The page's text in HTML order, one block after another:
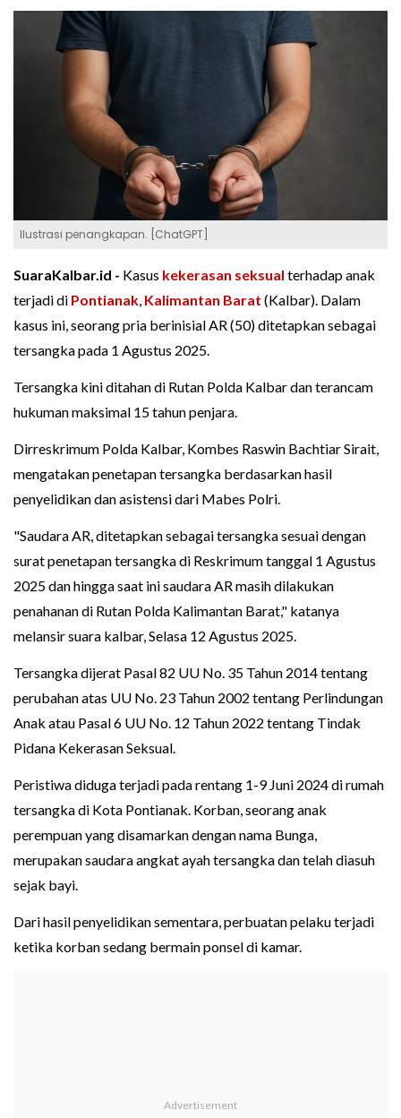
Ilustrasi penangkapan. [ChatGPT]
SuaraKalbar.id - Kasus kekerasan seksual terhadap anak
terjadi di Pontianak, Kalimantan Barat (Kalbar). Dalam
kasus ini, seorang pria berinisial AR (50) ditetapkan sebagai
tersangka pada 1 Agustus 2025.
Tersangka kini ditahan di Rutan Polda Kalbar dan terancam
hukuman maksimal 15 tahun penjara.
Dirreskrimum Polda Kalbar, Kombes Raswin Bachtiar Sirait,
mengatakan penetapan tersangka berdasarkan hasil
penyelidikan dan asistensi dari Mabes Polri.
"Saudara AR, ditetapkan sebagai tersangka sesuai dengan
surat penetapan tersangka di Reskrimum tanggal 1 Agustus
2025 dan hingga saat ini saudara AR masih dilakukan
penahanan di Rutan Polda Kalimantan Barat," katanya
melansir suara kalbar, Selasa 12 Agustus 2025.
Tersangka dijerat Pasal 82 UU No. 35 Tahun 2014 tentang
perubahan atas UU No. 23 Tahun 2002 tentang Perlindungan
Anak atau Pasal 6 UU No. 12 Tahun 2022 tentang Tindak
Pidana Kekerasan Seksual.
Peristiwa diduga terjadi pada rentang 1-9 Juni 2024 di rumah
tersangka di Kota Pontianak. Korban, seorang anak
perempuan yang disamarkan dengan nama Bunga,
merupakan saudara angkat ayah tersangka dan telah diasuh
sejak bayi.
Dari hasil penyelidikan sementara, perbuatan pelaku terjadi
ketika korban sedang bermain ponsel di kamar.